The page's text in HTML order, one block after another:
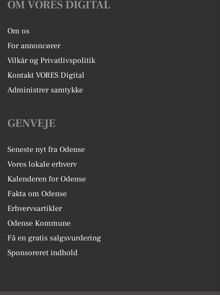
OM VORES DIGITAL
Om os
For annoncører
Vilkår og Privatlivspolitik
Kontakt VORES Digital
Administrer samtykke
GENVEJE
Seneste nyt fra Odense
Vores lokale erhverv
Kalenderen for Odense
Fakta om Odense
Erhvervsartikler
Odense Kommune
Få en gratis salgsvurdering
Sponsoreret indhold